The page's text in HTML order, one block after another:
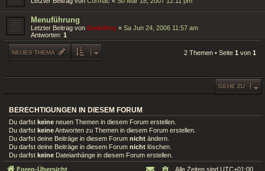
Menuführung
Letzter Beitrag von Godefroy « Sa Jun 24, 2006 11:57 am
Antworten: 1
NEUES THEMA 2 Themen • Seite 1 von 1
GEHE ZU
BERECHTIGUNGEN IN DIESEM FORUM
Du darfst keine neuen Themen in diesem Forum erstellen.
Du darfst keineAntworten zu Themen in diesem Forum erstellen.
Du darfst deine Beiträge in diesem Forum nicht ändern.
Du darfst deine Beiträge in diesem Forum nicht löschen.
Du darfst keine Dateianhänge in diesem Forum erstellen.
Foren-Übersicht Alle Zeiten sind UTC+01:00